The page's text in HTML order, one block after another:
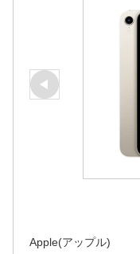
Apple(アップル)